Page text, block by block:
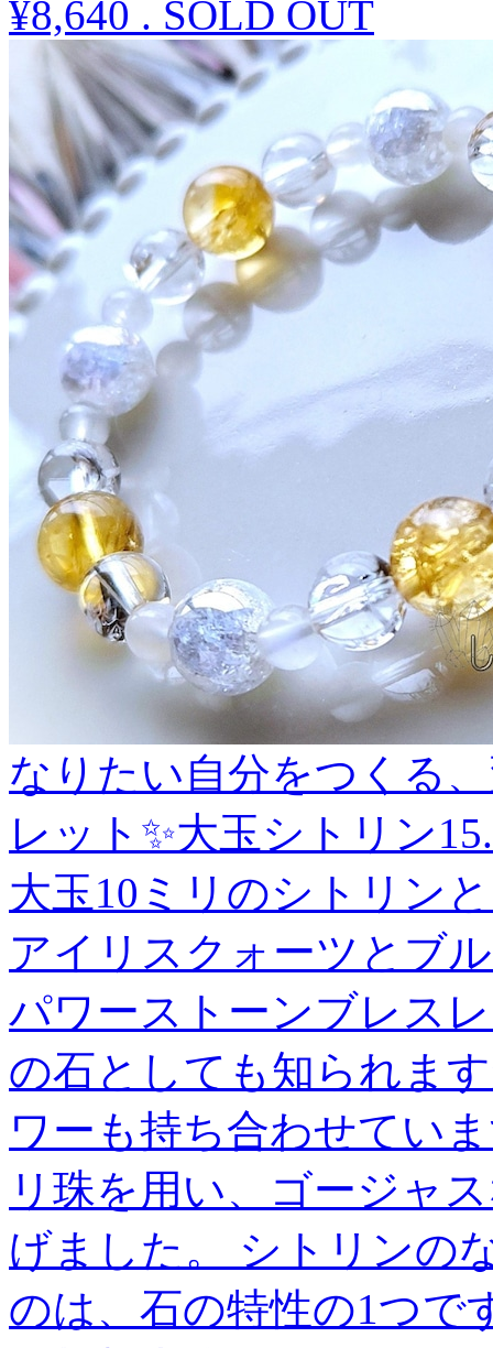
¥8,640 . SOLD OUT
なりたい自分をつくる
レット✨大玉シトリン
大玉10ミリのシトリン
アイリスクォーツとブ
パワーストーンブレス
の石としても知られま
ワーも持ち合わせてい
リ珠を用い、ゴージャ
げました。 シトリンの
のは、石の特性の1つで